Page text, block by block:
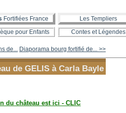
Fortifiées France Les Templiers
pour Enfants Contes et Légendes
de... Diaporama bourg fortifié de... >>
de GELIS à Carla Bayle
du château est ici - CLIC